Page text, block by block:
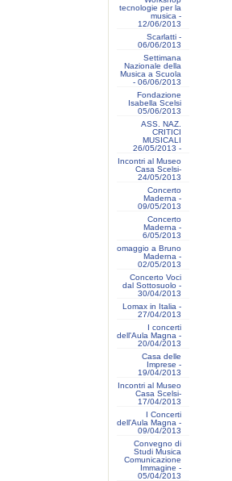
tecnologie per la
musica -
12/06/2013
Scarlatti -
06/06/2013
Settimana
Nazionale della
Musica a Scuola
- 06/06/2013
Fondazione
Isabella Scelsi
05/06/2013
ASS. NAZ.
CRITICI
MUSICALI
26/05/2013 -
Incontri al Museo
Casa Scelsi-
24/05/2013
Concerto
Maderna -
09/05/2013
Concerto
Maderna -
6/05/2013
omaggio a Bruno
Maderna -
02/05/2013
Concerto Voci
dal Sottosuolo -
30/04/2013
Lomax in Italia -
27/04/2013
I concerti
dell'Aula Magna -
20/04/2013
Casa delle
Imprese -
19/04/2013
Incontri al Museo
Casa Scelsi-
17/04/2013
I Concerti
dell'Aula Magna -
09/04/2013
Convegno di
Studi Musica
Comunicazione
Immagine -
05/04/2013